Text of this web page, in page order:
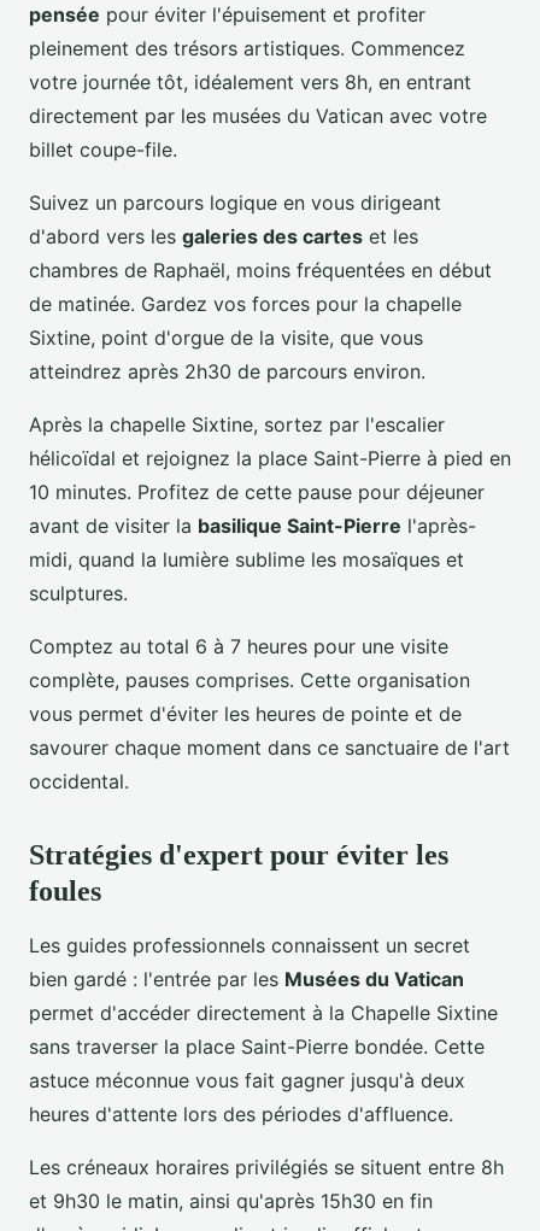
pensée pour éviter l'épuisement et profiter
pleinement des trésors artistiques. Commencez
votre journée tôt, idéalement vers 8h, en entrant
directement par les musées du Vatican avec votre
billet coupe-file.
Suivez un parcours logique en vous dirigeant
d'abord vers les galeries des cartes et les
chambres de Raphaël, moins fréquentées en début
de matinée. Gardez vos forces pour la chapelle
Sixtine, point d'orgue de la visite, que vous
atteindrez après 2h30 de parcours environ.
Après la chapelle Sixtine, sortez par l'escalier
hélicoïdal et rejoignez la place Saint-Pierre à pied en
10 minutes. Profitez de cette pause pour déjeuner
avant de visiter la basilique Saint-Pierre l'après-
midi, quand la lumière sublime les mosaïques et
sculptures.
Comptez au total 6 à 7 heures pour une visite
complète, pauses comprises. Cette organisation
vous permet d'éviter les heures de pointe et de
savourer chaque moment dans ce sanctuaire de l'art
occidental.
Stratégies d'expert pour éviter les
foules
Les guides professionnels connaissent un secret
bien gardé : l'entrée par les Musées du Vatican
permet d'accéder directement à la Chapelle Sixtine
sans traverser la place Saint-Pierre bondée. Cette
astuce méconnue vous fait gagner jusqu'à deux
heures d'attente lors des périodes d'affluence.
Les créneaux horaires privilégiés se situent entre 8h
et 9h30 le matin, ainsi qu'après 15h30 en fin